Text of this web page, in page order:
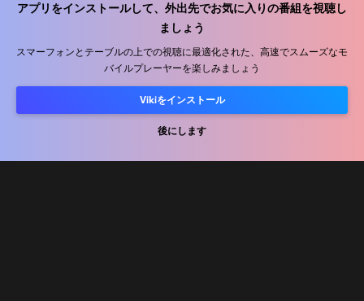
アプリをインストールして、外出先でお気に入りの番組を視聴し
ましょう
スマーフォンとテーブルの上での視聴に最適化された、高速でスムーズなモ
バイルプレーヤーを楽しみましょう
Vikiをインストール
後にします
ヘルプセンター